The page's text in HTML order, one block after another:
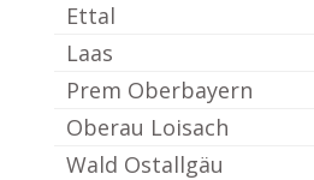
Ettal
Laas
Prem Oberbayern
Oberau Loisach
Wald Ostallgäu